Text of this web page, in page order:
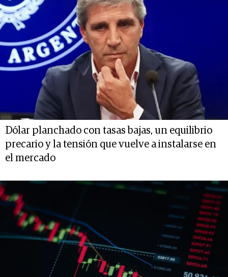
Dólar planchado con tasas bajas, un equilibrio
precario y la tensión que vuelve a instalarse en
el mercado